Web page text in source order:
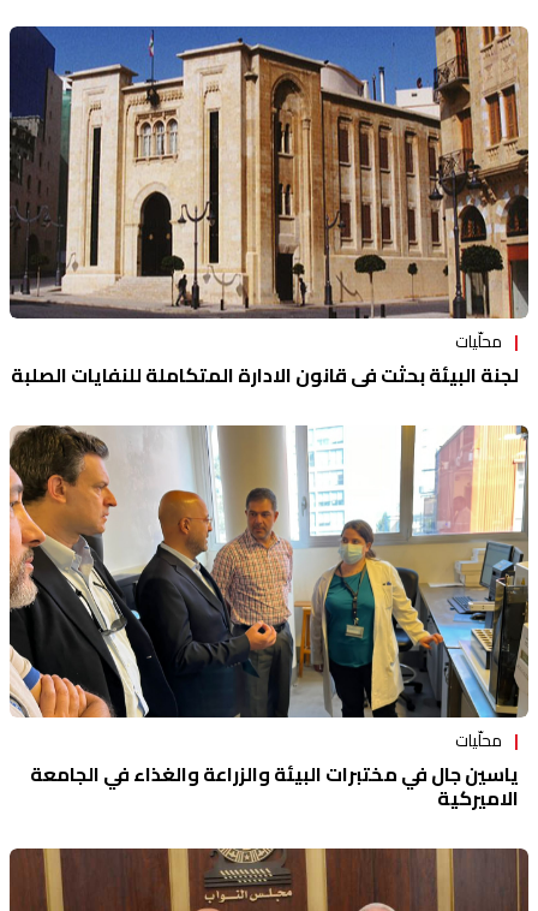
محلّيات
لجنة البيئة بحثت في قانون الادارة المتكاملة للنفايات الصلبة
محلّيات
ياسين جال في مختبرات البيئة والزراعة والغذاء في الجامعة
الاميركية